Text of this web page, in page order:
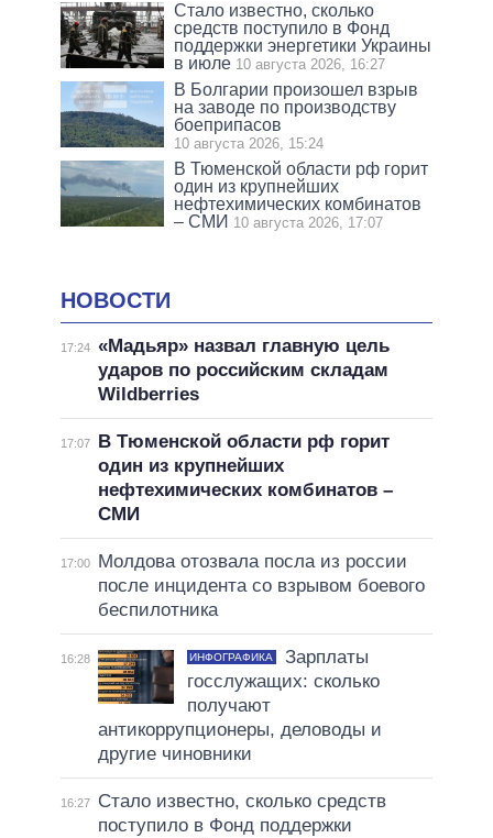
Стало известно, сколько
средств поступило в Фонд
поддержки энергетики Украины
в июле 10 августа 2026, 16:27
В Болгарии произошел взрыв
на заводе по производству
боеприпасов
10 августа 2026, 15:24
В Тюменской области рф горит
один из крупнейших
нефтехимических комбинатов
– СМИ 10 августа 2026, 17:07
НОВОСТИ
17:24 «Мадьяр» назвал главную цель
ударов по российским складам
Wildberries
17:07
В Тюменской области рф горит
один из крупнейших
нефтехимических комбинатов –
СМИ
17:00
Молдова отозвала посла из россии
после инцидента со взрывом боевого
беспилотника
16:28 ИНФОГРАФИКА
Зарплаты
госслужащих: сколько
получают
антикоррупционеры, деловоды и
другие чиновники
16:27
Стало известно, сколько средств
поступило в Фонд поддержки